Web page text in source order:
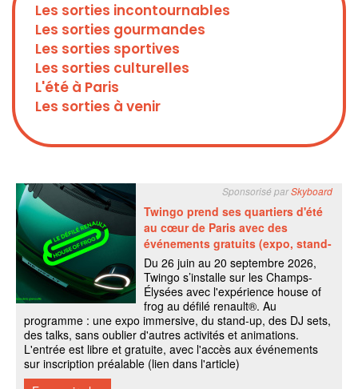
Les sorties incontournables
Les sorties gourmandes
Les sorties sportives
Les sorties culturelles
L'été à Paris
Les sorties à venir